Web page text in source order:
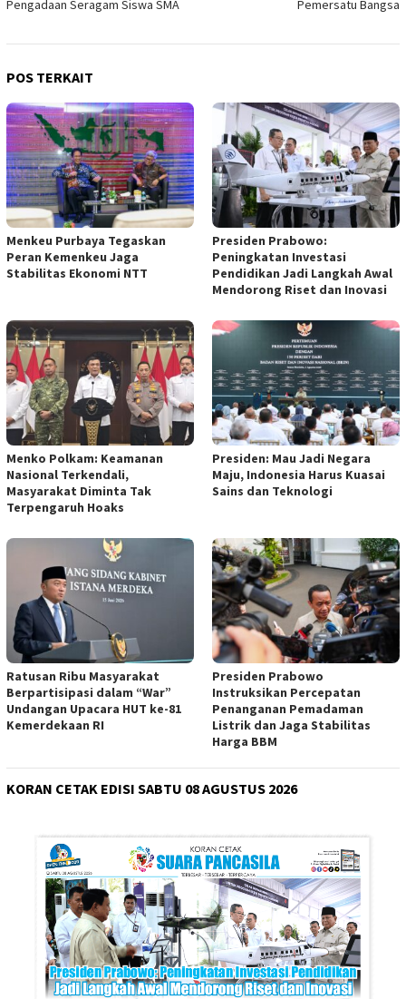
Pengadaan Seragam Siswa SMA Pemersatu Bangsa
POS TERKAIT
Menkeu Purbaya Tegaskan
Peran Kemenkeu Jaga
Stabilitas Ekonomi NTT
Presiden Prabowo:
Peningkatan Investasi
Pendidikan Jadi Langkah Awal
Mendorong Riset dan Inovasi
Menko Polkam: Keamanan
Nasional Terkendali,
Masyarakat Diminta Tak
Terpengaruh Hoaks
Presiden: Mau Jadi Negara
Maju, Indonesia Harus Kuasai
Sains dan Teknologi
Ratusan Ribu Masyarakat
Berpartisipasi dalam “War”
Undangan Upacara HUT ke-81
Kemerdekaan RI
Presiden Prabowo
Instruksikan Percepatan
Penanganan Pemadaman
Listrik dan Jaga Stabilitas
Harga BBM
KORAN CETAK EDISI SABTU 08 AGUSTUS 2026